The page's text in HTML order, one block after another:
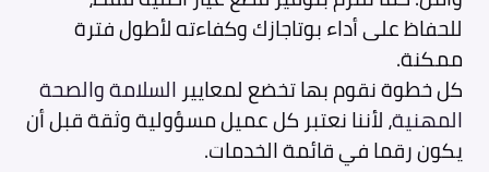
للحفاظ على أداء بوتاجازك وكفاءته لأطول فترة
ممكنة.
كل خطوة نقوم بها تخضع لمعاييرالسلامة والصحة
المهنية، لأننا نعتبر كل عميل مسؤولية وثقة قبل أن
يكون رقما في قائمة الخدمات.